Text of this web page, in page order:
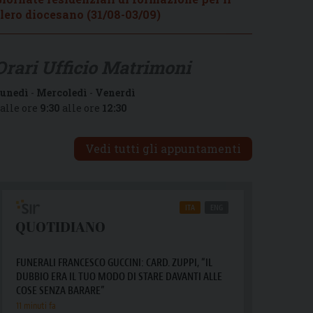
diocesano (31/08-03/09)
- Mercoledì - Venerdì
ore 9:30 alle ore 12:30
Vedi tutti gli appuntamenti